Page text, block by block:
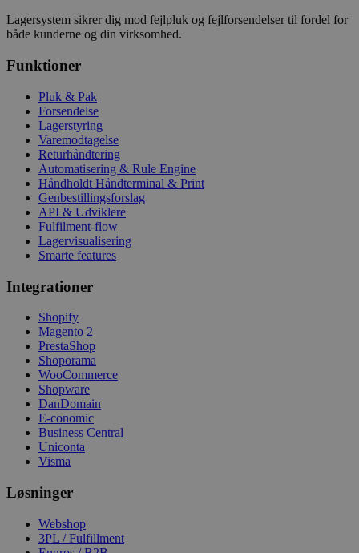
Lagersystem sikrer dig mod fejlpluk og fejlforsendelser til fordel for
både kunderne og din virksomhed.
Funktioner
Pluk & Pak
Forsendelse
Lagerstyring
Varemodtagelse
Returhåndtering
Automatisering & Rule Engine
Håndholdt Håndterminal & Print
Genbestillingsforslag
API & Udviklere
Fulfilment-flow
Lagervisualisering
Smarte features
Integrationer
Shopify
Magento 2
PrestaShop
Shoporama
WooCommerce
Shopware
DanDomain
E-conomic
Business Central
Uniconta
Visma
Løsninger
Webshop
3PL / Fulfillment